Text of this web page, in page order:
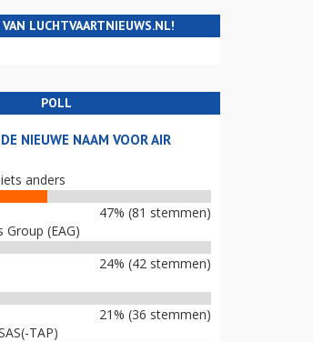
VAN LUCHTVAARTNIEUWS.NL!
POLL
NIEUWE NAAM VOOR AIR
anders
47% (81 stemmen)
Group (EAG)
24% (42 stemmen)
21% (36 stemmen)
TAP)